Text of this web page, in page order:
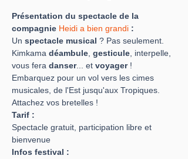
Présentation du spectacle de la
compagnie Heidi a bien grandi :
Un spectacle musical ? Pas seulement.
Kimkama déambule gesticule , interpelle,
vous fera danser... et voyager !
Embarquez pour un vol vers les cimes
musicales, de l'Est jusqu'aux Tropiques.
Attachez vos bretelles !
Tarif :
Spectacle gratuit, participation libre et
bienvenue
Infos festival :